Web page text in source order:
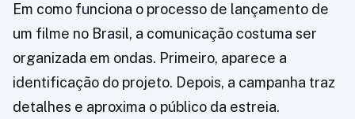
Em como funciona o processo de lançamento de
um filme no Brasil, a comunicação costuma ser
organizada em ondas. Primeiro, aparece a
identificação do projeto. Depois, a campanha traz
detalhes e aproxima o público da estreia.